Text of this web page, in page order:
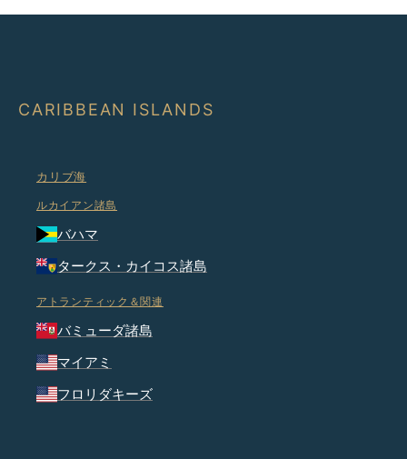
CARIBBEAN ISLANDS
カリブ海
ルカイアン諸島
バハマ
タークス・カイコス諸島
アトランティック＆関連
バミューダ諸島
マイアミ
フロリダキーズ